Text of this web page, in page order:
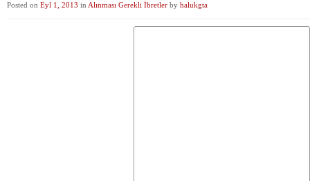
Posted on Eyl 1, 2013 in Alınması Gerekli İbretler by halukgta